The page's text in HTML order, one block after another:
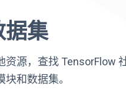
据集
资源，查找 TensorFlow
和数据集。